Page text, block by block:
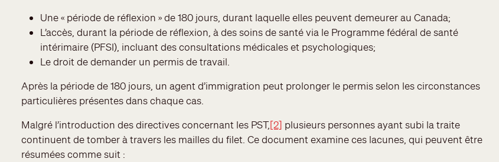
Une « période de réflexion » de 180 jours, durant laquelle elles peuvent demeurer au Canada;
L’accès, durant la période de réflexion, à des soins de santé via le Programme fédéral de santé
intérimaire (PFSI), incluant des consultations médicales et psychologiques;
Le droit de demander un permis de travail.
Après la période de 180 jours, un agent d’immigration peut prolonger le permis selon les circonstances
particulières présentes dans chaque cas.
Malgré l’introduction des directives concernant les PST,[2] plusieurs personnes ayant subi la traite
continuent de tomber à travers les mailles du filet. Ce document examine ces lacunes, qui peuvent être
résumées comme suit :